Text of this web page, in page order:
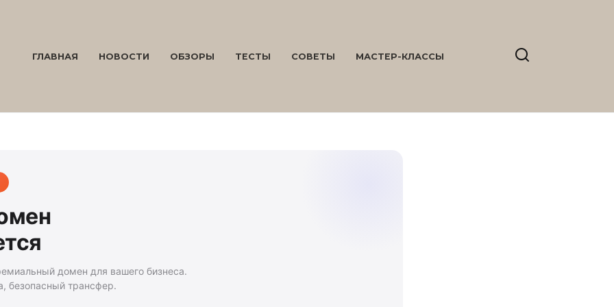
ГЛАВНАЯ НОВОСТИ ОБЗОРЫ ТЕСТЫ СОВЕТЫ МАСТЕР-КЛАССЫ
домен для вашего бизнеса.
безопасный трансфер.